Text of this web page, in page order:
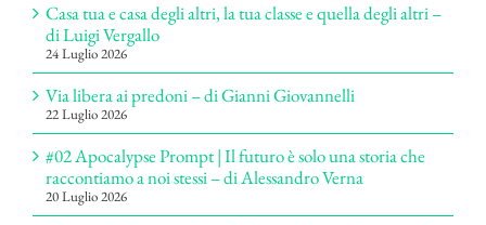
Casa tua e casa degli altri, la tua classe e quella degli altri –
di Luigi Vergallo
24 Luglio 2026
Via libera ai predoni – di Gianni Giovannelli
22 Luglio 2026
#02 Apocalypse Prompt | Il futuro è solo una storia che
raccontiamo a noi stessi – di Alessandro Verna
20 Luglio 2026